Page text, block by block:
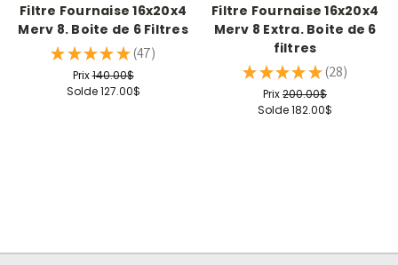
Filtre Fournaise 16x20x4
Merv 8. Boite de 6 Filtres
★ ★ ★ ★ ★ 47
47
Prix140.00$
Solde127.00$
Filtre Fournaise 16x20x4
Merv 8 Extra. Boite de 6
filtres
★ ★ ★ ★ ★ 28
28
Prix200.00$
Solde182.00$